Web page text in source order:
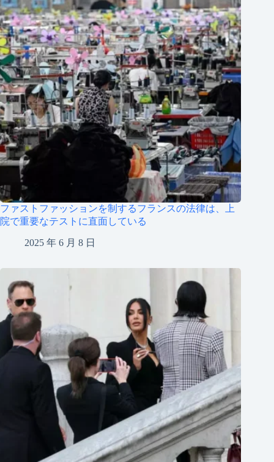
ファストファッションを制するフランスの法律は、上
院で重要なテストに直面している
2025 年 6 月 8 日